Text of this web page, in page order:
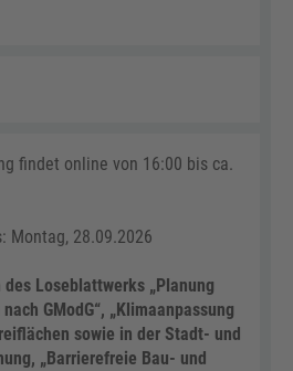
findet online von 16:00 bis ca.
Montag, 28.09.2026
des Loseblattwerks „Planung
GModG“, „Klimaanpassung
sowie in der Stadt- und
„Barrierefreie Bau- und